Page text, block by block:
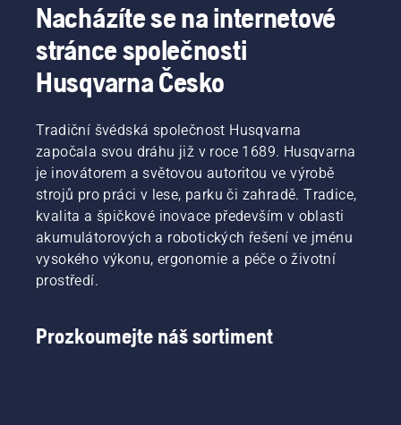
Nacházíte se na internetové
stránce společnosti
Husqvarna Česko
Tradiční švédská společnost Husqvarna
započala svou dráhu již v roce 1689. Husqvarna
je inovátorem a světovou autoritou ve výrobě
strojů pro práci v lese, parku či zahradě. Tradice,
kvalita a špičkové inovace především v oblasti
akumulátorových a robotických řešení ve jménu
vysokého výkonu, ergonomie a péče o životní
prostředí.
Prozkoumejte náš sortiment